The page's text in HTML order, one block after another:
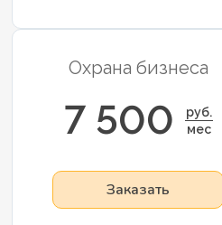
Охрана бизнеса
7 500
руб.
мес
Заказать